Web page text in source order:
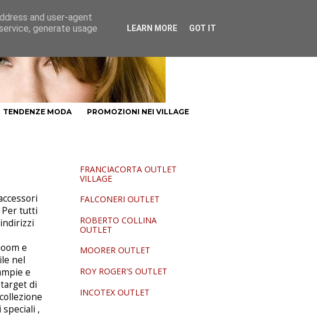
TENDENZE MODA
PROMOZIONI NEI VILLAGE
Per tutti
e
nel
e
di
,
FRANCIACORTA OUTLET
VILLAGE
FALCONERI OUTLET
ROBERTO COLLINA
OUTLET
MOORER OUTLET
ROY ROGER'S OUTLET
INCOTEX OUTLET
and user-agent
generate usage
LEARN MORE GOT IT